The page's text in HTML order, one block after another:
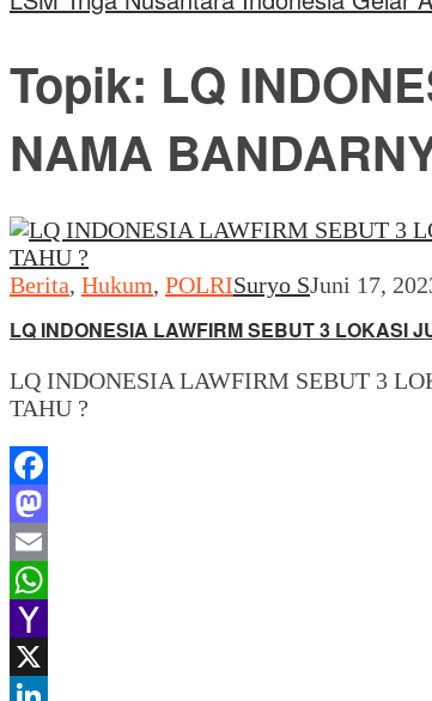
Topik: LQ
NAMA
Berita, Hukum, POLRISuryo SJuni 17,
LQ INDONESIA LAWFIRM SEBUT 3 LOKASI
LQ INDONESIA LAWFIRM SEBUT 3
TAHU ?
Facebook
Mastodon
Email
WhatsApp
Yahoo
Mail
X